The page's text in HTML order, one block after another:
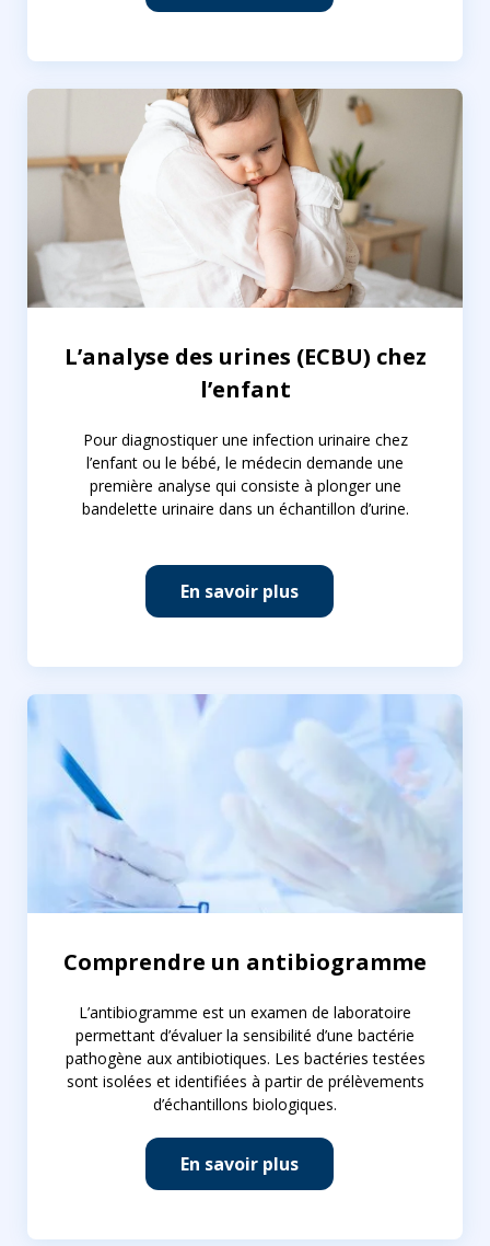
L’analyse des urines (ECBU) chez
l’enfant
Pour diagnostiquer une infection urinaire chez
l’enfant ou le bébé, le médecin demande une
première analyse qui consiste à plonger une
bandelette urinaire dans un échantillon d’urine.
En savoir plus
Comprendre un antibiogramme
L’antibiogramme est un examen de laboratoire
permettant d’évaluer la sensibilité d’une bactérie
pathogène aux antibiotiques. Les bactéries testées
sont isolées et identifiées à partir de prélèvements
d’échantillons biologiques.
En savoir plus